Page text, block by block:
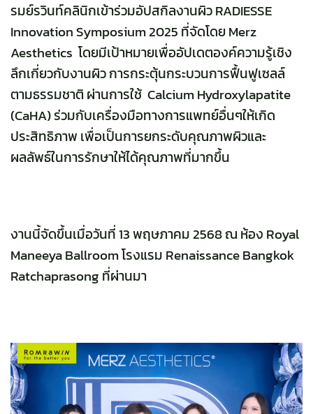
รมย์รวินท์คลินิกเข้าร่วมอัปสกิลงานผิวRADIESSE
Innovation Symposium 2025 ที่จัดโดย Merz
Aesthetics โดยมีเป้าหมายเพื่ออัปเดตองค์ความรู้เชิง
ลึกเกี่ยวกับงานผิว การกระตุ้นกระบวนการฟื้นฟูเซลล์
ตามธรรมชาติ ผ่านการใช้ Calcium Hydroxylapatite
(CaHA) ร่วมกับเครื่องมือทางการแพทย์อื่นๆให้เกิด
ประสิทธิภาพ เพื่อเป็นการยกระดับคุณภาพผิวและ
ผลลัพธ์ในการรักษาให้ได้คุณภาพที่มากขึ้น
งานนี้จัดขึ้นเมื่อวันที่ 13 พฤษภาคม 2568 ณ ห้อง Royal
Maneeya Ballroom โรงแรม Renaissance Bangkok
Ratchaprasong ที่ผ่านมา